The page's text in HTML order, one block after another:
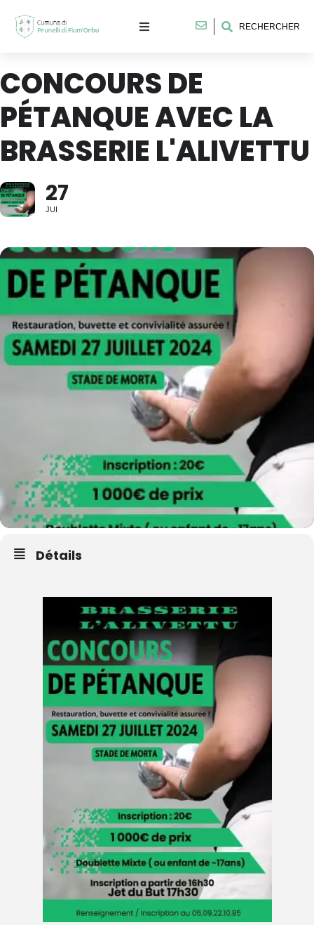
RECHERCHER
CONCOURS DE
PÉTANQUE AVEC LA
BRASSERIE L'ALIVETTU
27
JUI
Détails